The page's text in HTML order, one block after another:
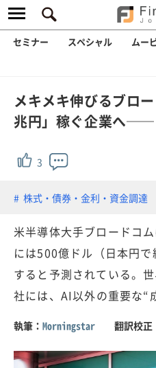
セミナー スペシャル ムー
メキメキ伸びるブロ
兆円」稼ぐ企業へ──
3
株式・債券・金利・資金調達
米半導体大手ブロードコ
には500億ドル（日本円
すると予測されている。
社には、AI以外の重要な“
執筆： Morningstar 翻訳校正